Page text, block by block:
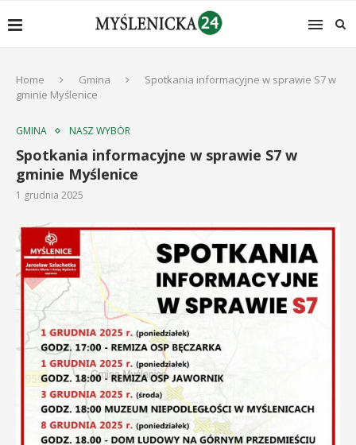
Home Gmina
Spotkania informacyjne w sprawie S7 w
gminie Myślenice
GMINA NASZ WYBÓR
Spotkania informacyjne w sprawie S7 w
gminie Myślenice
1 grudnia 2025